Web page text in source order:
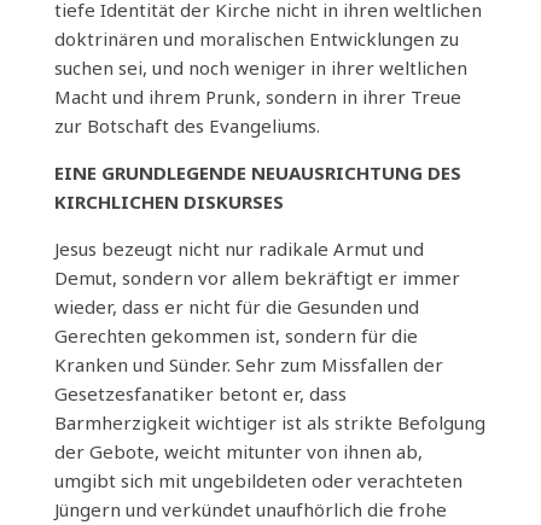
tiefe Identität der Kirche nicht in ihren weltlichen
doktrinären und moralischen Entwicklungen zu
suchen sei, und noch weniger in ihrer weltlichen
Macht und ihrem Prunk, sondern in ihrer Treue
zur Botschaft des Evangeliums.
EINE GRUNDLEGENDE NEUAUSRICHTUNG DES
KIRCHLICHEN DISKURSES
Jesus bezeugt nicht nur radikale Armut und
Demut, sondern vor allem bekräftigt er immer
wieder, dass er nicht für die Gesunden und
Gerechten gekommen ist, sondern für die
Kranken und Sünder. Sehr zum Missfallen der
Gesetzesfanatiker betont er, dass
Barmherzigkeit wichtiger ist als strikte Befolgung
der Gebote, weicht mitunter von ihnen ab,
umgibt sich mit ungebildeten oder verachteten
Jüngern und verkündet unaufhörlich die frohe